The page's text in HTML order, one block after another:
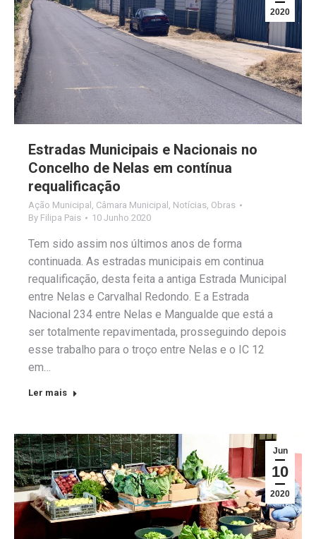
2020
Estradas Municipais e Nacionais no
Concelho de Nelas em contínua
requalificação
Ação Municipal , Câmara Municipal , Notícias, Obras
By Filipa Pais 10 Junho 2020
Tem sido assim nos últimos anos de forma
continuada. As estradas municipais em continua
requalificação, desta feita a antiga Estrada Municipal
entre Nelas e Carvalhal Redondo. E a Estrada
Nacional 234 entre Nelas e Mangualde que está a
ser totalmente repavimentada, prosseguindo depois
esse trabalho para o troço entre Nelas e o IC 12
em…
Ler mais
Jun
10
2020